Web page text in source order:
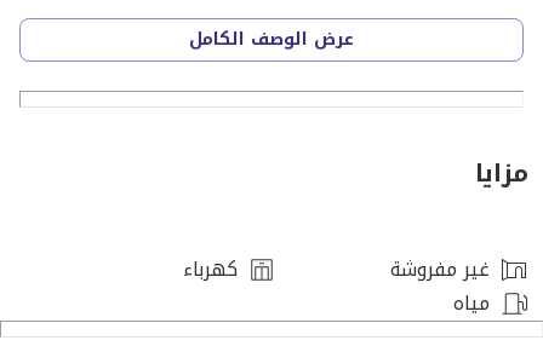
* إشراف هندسي على جميع مراحل المشروع
* ضمانات متعددة تصل إلى 30 سنة
* تأمين ضد العيوب الخفية لمدة 10 سنوات
⸻
المميزات
* واجهات حجرية وممرات رخامية
عرض الوصف الكامل
مزايا
غير مفروشة
كهرباء
مياه